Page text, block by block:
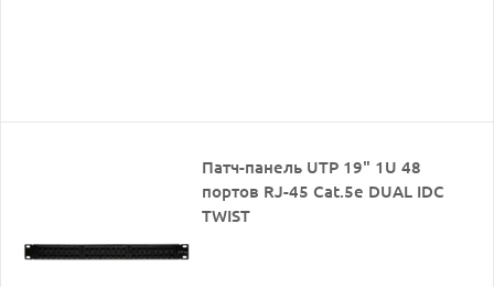
Патч-панель UTP 19" 1U 48
портов RJ-45 Cat.5e DUAL IDC
TWIST